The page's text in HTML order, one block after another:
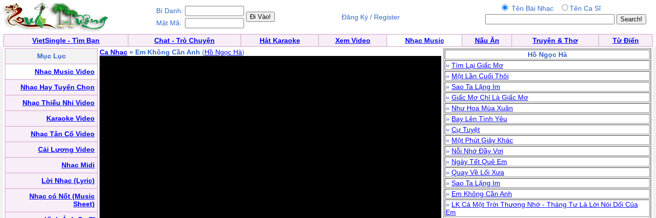
Bí Danh:
Mật Mã:
Đăng Ký / Register
Tên Bài Nhạc Tên Ca Sĩ
VietSingle - Tìm Bạn Chat - Trò Chuyện Hát Karaoke Xem Video Nhạc Music Nấu Ăn Truyện & Thơ
Từ Điển
Mục Lục
Nhạc Music Video
Nhạc Hay Tuyển Chọn
Nhạc Thiếu Nhi Video
Karaoke Video
Nhạc Tân Cổ Video
Cải Lương Video
Nhạc Midi
Lời Nhạc (Lyric)
Nhạc có Nốt (Music
Sheet)
Ca Nhạc » Em Không Cần Anh (Hồ Ngọc Hà)
Hồ Ngọc Hà
» Tìm Lại Giấc Mơ
» Một Lần Cuối Thôi
» Sao Ta Lặng Im
» Giấc Mơ Chỉ Là Giấc Mơ
» Như Hoa Mùa Xuân
» Bay Lên Tình Yêu
» Cự Tuyệt
» Một Phút Giây Khác
» Nỗi Nhớ Đầy Vơi
» Ngày Tết Quê Em
» Quay Về Lối Xưa
» Sao Ta Lặng Im
» Em Không Cần Anh
» LK Cả Một Trời Thương Nhớ - Tháng Tư Là Lời Nói Dối Của
Em